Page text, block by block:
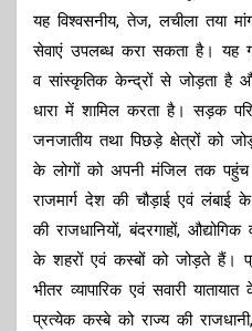
यह विश्वसनीय, तेज, लचीला तया
सेवाएं उपलब्ध करा सकता है। यह
व सांस्कृतिक केन्द्रों से जोड़ता है
धारा में शामिल करता है। सड़क
जनजातीय तथा पिछड़े क्षेत्रों को
के लोगों को अपनी मंजिल तक पहुंच
राजमार्ग देश की चौड़ाई एवं लंबाई
की राजधानियों, बंदरगाहों,
के शहरों एवं कस्बों को जोड़ते हैं।
भीतर व्यापारिक एवं सवारी
प्रत्येक कस्बे को राज्य की